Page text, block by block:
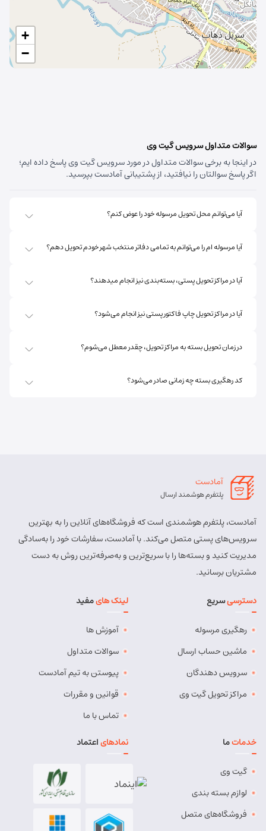
+
−
سوالات متداول سرویس گیت وی
در اینجا به برخی سوالات متداول در مورد سرویس گیت وی پاسخ داده ایم؛
اگر پاسخ سوالتان را نیافتید، از پشتیبانی آمادست بپرسید.
آیا می‌توانم محل تحویل مرسوله خود را عوض کنم؟
آیا مرسوله ام را می‌توانم به تمامی دفاتر منتخب شهر خودم تحویل دهم؟
آیا در مراکز تحویل پستی، بسته‌بندی نیز انجام میدهند؟
آیا در مراکز تحویل چاپ فاکتور پستی نیز انجام می‌شود؟
در زمان تحویل بسته به مراکز تحویل، چقدر معطل می‌شوم؟
کد رهگیری بسته چه زمانی صادر می‌شود؟
آمادست
پلتفرم هوشمند ارسال
آمادست، پلتفرم هوشمندی است که فروشگاه‌های آنلاین را به بهترین
سرویس‌های پستی متصل می‌کند. با آمادست، سفارشات خود را به‌سادگی
مدیریت کنید و بسته‌ها را با سریع‌ترین و به‌صرفه‌ترین روش به دست
مشتریان برسانید.
دسترسیسریع
رهگیری مرسوله
ماشین حساب ارسال
سرویس دهندگان
مراکز تحویل گیت وی
لینک هایمفید
آموزش ها
سوالات متداول
پیوستن به تیم آمادست
قوانین و مقررات
تماس با ما
خدماتما
گیت وی
لوازم بسته بندی
فروشگاه‌های متصل
نمادهایاعتماد